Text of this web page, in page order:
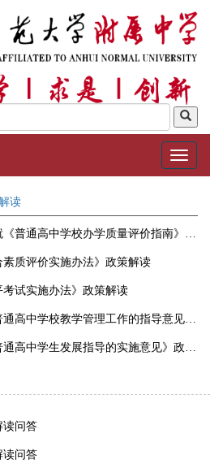
读
教育部基础教育司负责人就《普通高中学校办学质量评价指南》答记者问
素质评价实施办法》政策解读
考试实施办法》政策解读
《安徽省教育厅关于加强普通高中学校教学管理工作的指导意见》政策解读
《安徽省教育厅关于加强普通高中学生发展指导的实施意见》政策解读
读问答
读问答